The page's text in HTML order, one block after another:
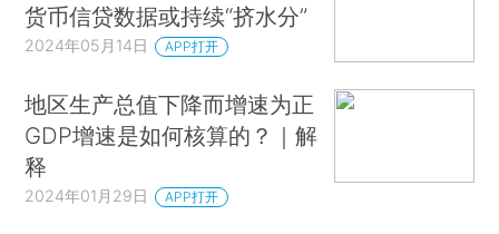
货币信贷数据或持续“挤水分”
2024年05月14日 APP打开
地区生产总值下降而增速为正
GDP增速是如何核算的？｜解
释
2024年01月29日 APP打开